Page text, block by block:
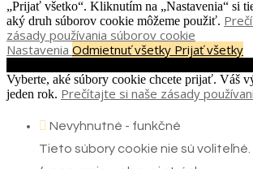
„Prijať všetko“. Kliknutím na „Nastavenia“ si
aký druh súborov cookie môžeme použiť.
zásady používania súborov cookie
Nastavenia Odmietnuť všetky Prijať všetky
Vyberte, aké súbory cookie chcete prijať. Váš
jeden rok. Prečítajte si naše zásady
Nevyhnutné - funkčné
Tieto súbory cookie nie sú